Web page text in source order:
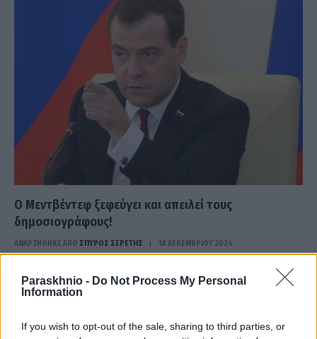
Paraskhnio - Do Not Process My Personal
Information
If you wish to opt-out of the sale, sharing to third parties, or
Ο Μεντβέντεφ ξεφεύγει και απειλεί τους
δημοσιογράφους!
ΑΝΑΡΤΗΘΗΚΕ ΑΠΟ ΣΠΎΡΟΣ ΣΕΡΈΤΗΣ 18 ΔΕΚΕΜΒΡΊΟΥ 2024
γράφει σε ανάρτησή του